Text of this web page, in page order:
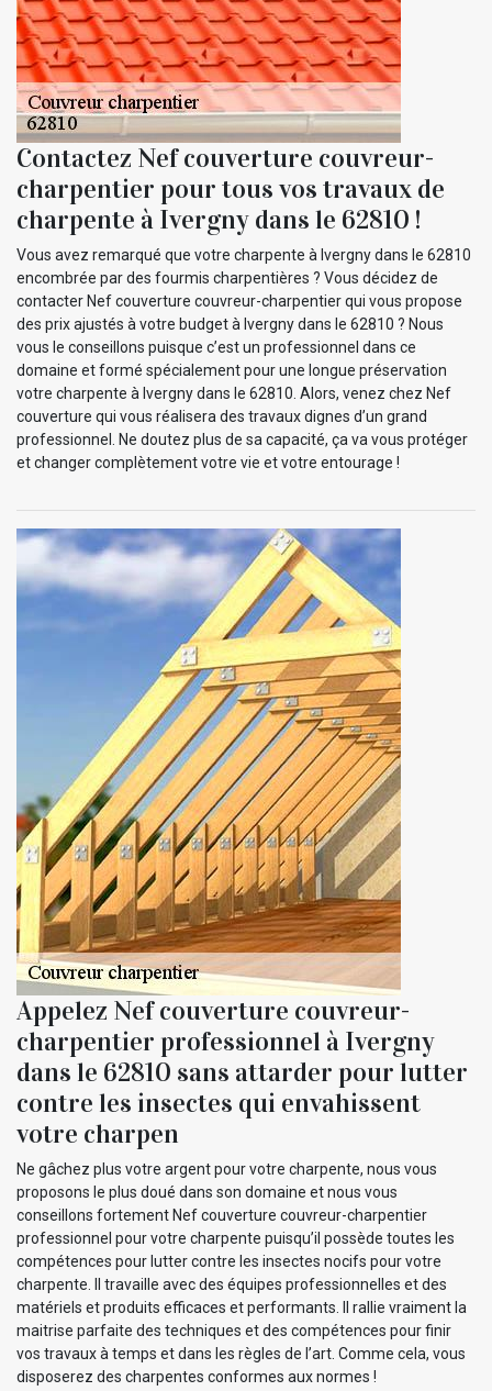
Contactez Nef couverture couvreur-
charpentier pour tous vos travaux de
charpente à Ivergny dans le 62810 !
Vous avez remarqué que votre charpente à Ivergny dans le 62810
encombrée par des fourmis charpentières ? Vous décidez de
contacter Nef couverture couvreur-charpentier qui vous propose
des prix ajustés à votre budget à Ivergny dans le 62810 ? Nous
vous le conseillons puisque c’est un professionnel dans ce
domaine et formé spécialement pour une longue préservation
votre charpente à Ivergny dans le 62810. Alors, venez chez Nef
couverture qui vous réalisera des travaux dignes d’un grand
professionnel. Ne doutez plus de sa capacité, ça va vous protéger
et changer complètement votre vie et votre entourage !
Appelez Nef couverture couvreur-
charpentier professionnel à Ivergny
dans le 62810 sans attarder pour lutter
contre les insectes qui envahissent
votre charpen
Ne gâchez plus votre argent pour votre charpente, nous vous
proposons le plus doué dans son domaine et nous vous
conseillons fortement Nef couverture couvreur-charpentier
professionnel pour votre charpente puisqu’il possède toutes les
compétences pour lutter contre les insectes nocifs pour votre
charpente. Il travaille avec des équipes professionnelles et des
matériels et produits efficaces et performants. Il rallie vraiment la
maitrise parfaite des techniques et des compétences pour finir
vos travaux à temps et dans les règles de l’art. Comme cela, vous
disposerez des charpentes conformes aux normes !